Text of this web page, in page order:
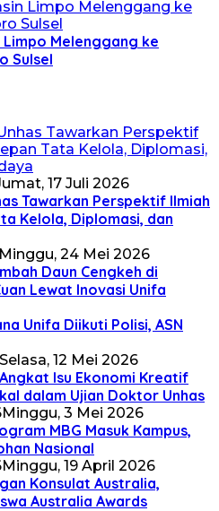
Limpo Melenggang ke
Sulsel
17 Juli 2026
Tawarkan Perspektif Ilmiah
Kelola, Diplomasi, dan
Minggu, 24 Mei 2026
Daun Cengkeh di
Lewat Inovasi Unifa
Unifa Diikuti Polisi, ASN
Selasa, 12 Mei 2026
Isu Ekonomi Kreatif
dalam Ujian Doktor Unhas
Minggu, 3 Mei 2026
MBG Masuk Kampus,
Nasional
Minggu, 19 April 2026
Konsulat Australia,
Australia Awards